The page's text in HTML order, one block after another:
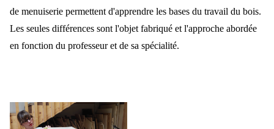
de menuiserie permettent d'apprendre les bases du travail du bois.
Les seules différences sont l'objet fabriqué et l'approche abordée
en fonction du professeur et de sa spécialité.